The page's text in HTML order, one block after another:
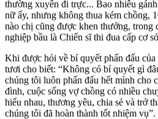
thường xuyên đi trực... Bao nhiêu
nữ ấy, nhưng không thua kém chồng,
nào chị cũng được khen thưởng, trong
nghiệp bầu là Chiến sĩ thi đua cấp cơ
Khi được hỏi về bí quyết phấn đấu
tươi cho biết: “Không có bí quyết gì
chúng tôi luôn phấn đấu hết mình cho
đình, cuộc sống vợ chồng có nhiều
hiểu nhau, thương yêu, chia sẻ và trở
chúng tôi đã hoàn thành tốt nhiệm vụ”.